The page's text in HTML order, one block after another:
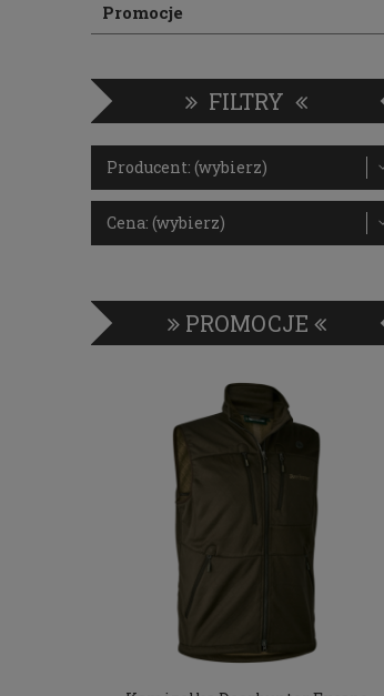
Promocje
FILTRY
Producent: (wybierz)
Cena: (wybierz)
PROMOCJE